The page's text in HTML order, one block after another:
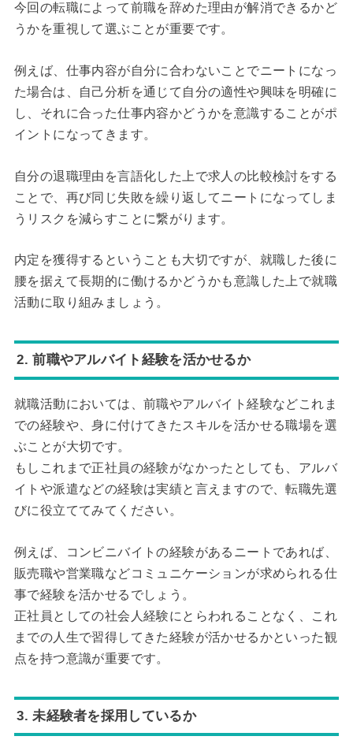
今回の転職によって前職を辞めた理由が解消できるかど
うかを重視して選ぶことが重要です。
例えば、仕事内容が自分に合わないことでニートになっ
た場合は、自己分析を通じて自分の適性や興味を明確に
し、それに合った仕事内容かどうかを意識することがポ
イントになってきます。
自分の退職理由を言語化した上で求人の比較検討をする
ことで、再び同じ失敗を繰り返してニートになってしま
うリスクを減らすことに繋がります。
内定を獲得するということも大切ですが、就職した後に
腰を据えて長期的に働けるかどうかも意識した上で就職
活動に取り組みましょう。
2. 前職やアルバイト経験を活かせるか
就職活動においては、前職やアルバイト経験などこれま
での経験や、身に付けてきたスキルを活かせる職場を選
ぶことが大切です。
もしこれまで正社員の経験がなかったとしても、アルバ
イトや派遣などの経験は実績と言えますので、転職先選
びに役立ててみてください。
例えば、コンビニバイトの経験があるニートであれば、
販売職や営業職などコミュニケーションが求められる仕
事で経験を活かせるでしょう。
正社員としての社会人経験にとらわれることなく、これ
までの人生で習得してきた経験が活かせるかといった観
点を持つ意識が重要です。
3. 未経験者を採用しているか